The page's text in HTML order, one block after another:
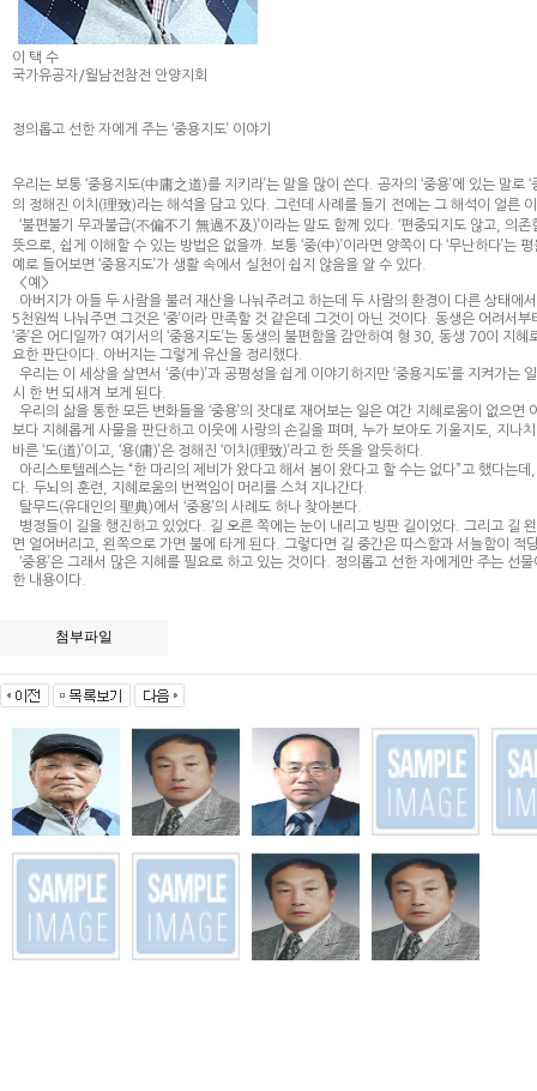
이 택 수
국가유공자/월남전참전 안양지회
정의롭고 선한 자에게 주는 ‘중용지도’ 이야기
우리는 보통 ‘중용지도(中庸之道)를 지키라’는 말을 많이 쓴다. 공자의 ‘중용’에 있는 말로
의 정해진 이치(理致)라는 해석을 담고 있다. 그런데 사례를 들기 전에는 그 해석이 얼른
‘불편불기 무과불급(不偏不기 無過不及)’이라는 말도 함께 있다. ‘편중되지도 않고, 의
뜻으로, 쉽게 이해할 수 있는 방법은 없을까. 보통 ‘중(中)’이라면 양쪽이 다 ‘무난하다’는
예로 들어보면 ‘중용지도’가 생활 속에서 실천이 쉽지 않음을 알 수 있다.
<예>
아버지가 아들 두 사람을 불러 재산을 나눠주려고 하는데 두 사람의 환경이 다른 상태에
5천원씩 나눠주면 그것은 ‘중’이라 만족할 것 같은데 그것이 아닌 것이다. 동생은 어려서
‘중’은 어디일까? 여기서의 ‘중용지도’는 동생의 불편함을 감안하여 형 30, 동생 70이 지
요한 판단이다. 아버지는 그렇게 유산을 정리했다.
우리는 이 세상을 살면서 ‘중(中)’과 공평성을 쉽게 이야기하지만 ‘중용지도’를 지켜가는
시 한 번 되새겨 보게 된다.
우리의 삶을 통한 모든 변화들을 ‘중용’의 잣대로 재어보는 일은 여간 지혜로움이 없으면
보다 지혜롭게 사물을 판단하고 이웃에 사랑의 손길을 펴며, 누가 보아도 기울지도, 지나
바른 ‘도(道)’이고, ‘용(庸)’은 정해진 ‘이치(理致)’라고 한 뜻을 알듯하다.
아리스토텔레스는 “한 마리의 제비가 왔다고 해서 봄이 왔다고 할 수는 없다”고 했다는데
다. 두뇌의 훈련, 지혜로움의 번쩍임이 머리를 스쳐 지나간다.
탈무드(유대인의 聖典)에서 ‘중용’의 사례도 하나 찾아본다.
병정들이 길을 행진하고 있었다. 길 오른 쪽에는 눈이 내리고 빙판 길이었다. 그리고 길
면 얼어버리고, 왼쪽으로 가면 불에 타게 된다. 그렇다면 길 중간은 따스함과 서늘함이 적
‘중용’은 그래서 많은 지혜를 필요로 하고 있는 것이다. 정의롭고 선한 자에게만 주는 선
한 내용이다.
첨부파일